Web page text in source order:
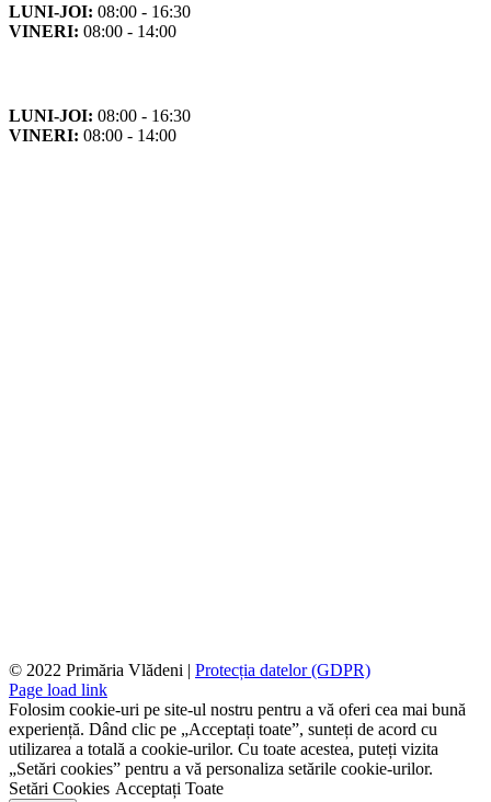
LUNI-JOI: 08:00 - 16:30
VINERI: 08:00 - 14:00
LUNI-JOI: 08:00 - 16:30
VINERI: 08:00 - 14:00
© 2022 Primăria Vlădeni | Protecția datelor (GDPR)
Page load link
Folosim cookie-uri pe site-ul nostru pentru a vă oferi cea mai bună
experiență. Dând clic pe „Acceptați toate”, sunteți de acord cu
utilizarea a totală a cookie-urilor. Cu toate acestea, puteți vizita
„Setări cookies” pentru a vă personaliza setările cookie-urilor.
Setări Cookies Acceptați Toate